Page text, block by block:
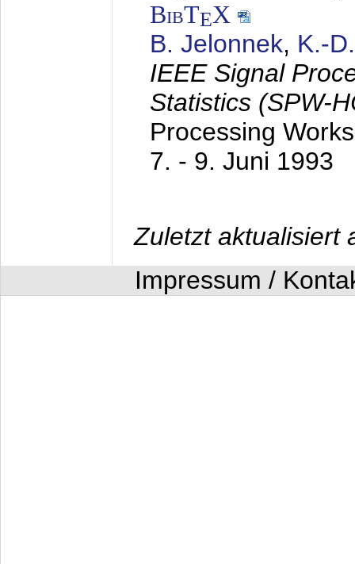
BibTEX
B. Jelonnek, K.-
IEEE Signal
Statistics (SPW-
Processing
7. - 9. Juni 1993
Zuletzt aktualisiert
Impressum /